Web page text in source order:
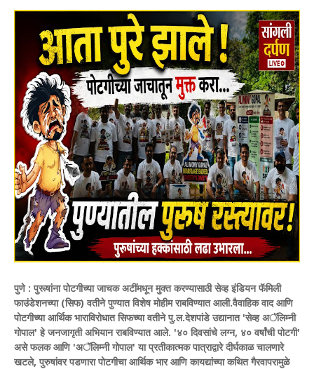
पुणे : पुरूषांना पोटगीच्या जाचक अटींमधून मुक्त करण्यासाठी सेव्ह इंडियन फॅमिली
फाउंडेशनच्या (सिफ) वतीने पुण्यात विशेष मोहीम राबविण्यात आली.वैवाहिक वाद आणि
पोटगीच्या आर्थिक भाराविरोधात सिफच्या वतीने पु.ल.देशपांडे उद्यानात 'सेव्ह अॅलिम्नी
गोपाल' हे जनजागृती अभियान राबविण्यात आले. '४० दिवसांचे लग्न, ४० वर्षांची पोटगी'
असे फलक आणि 'अॅलिम्नी गोपाल' या प्रतीकात्मक पात्राद्वारे दीर्घकाळ चालणारे
खटले, पुरुषांवर पडणारा पोटगीचा आर्थिक भार आणि कायद्यांच्या कथित गैरवापरामुळे